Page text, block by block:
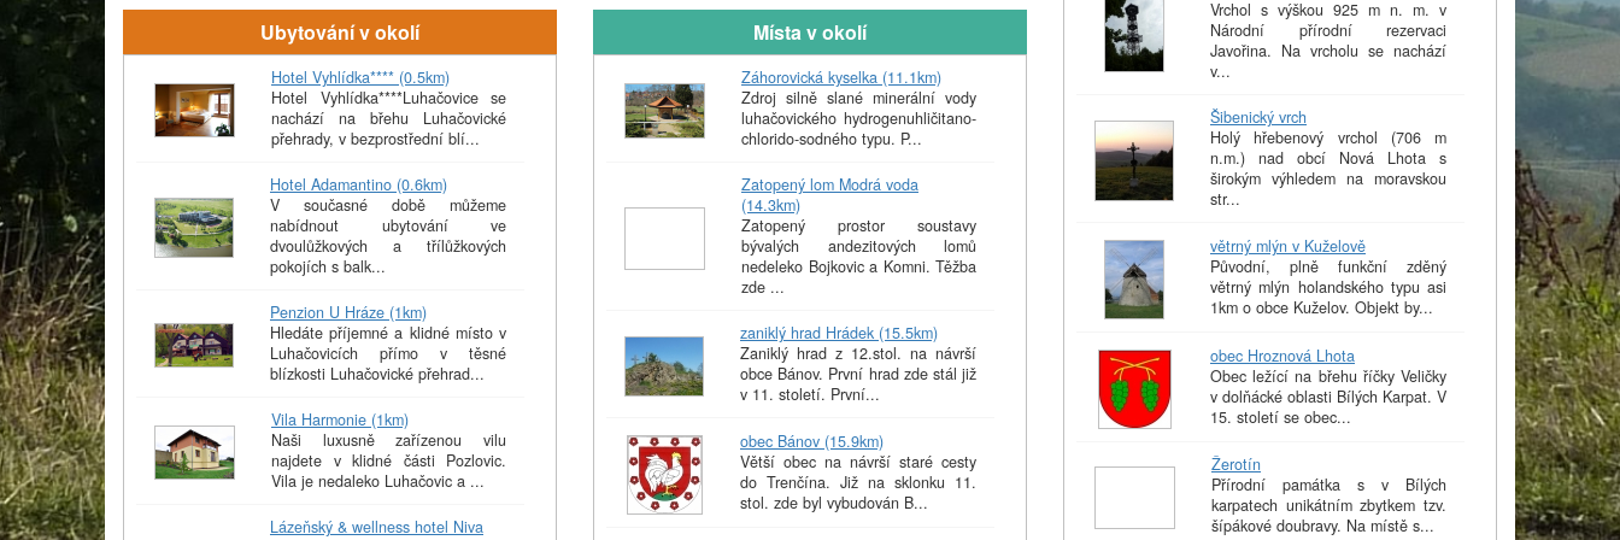
Ubytování v okolí
Hotel Vyhlídka**** (0.5km)
Hotel Vyhlídka****Luhačovice se
nachází na břehu Luhačovické
přehrady, v bezprostřední blí...
Hotel Adamantino (0.6km)
V současné době můžeme
nabídnout ubytování ve
dvoulůžkových a třílůžkových
pokojích s balk...
Penzion U Hráze (1km)
Hledáte příjemné a klidné místo v
Luhačovicích přímo v těsné
blízkosti Luhačovické přehrad...
Vila Harmonie (1km)
Naši luxusně zařízenou vilu
najdete v klidné části Pozlovic.
Vila je nedaleko Luhačovic a ...
Lázeňský & wellness hotel Niva
Místa v okolí
Záhorovická kyselka (11.1km)
Zdroj silně slané minerální vody
luhačovického hydrogenuhličitano-
chlorido-sodného typu. P...
Zatopený lom Modrá voda
(14.3km)
Zatopený prostor soustavy
bývalých andezitových lomů
nedeleko Bojkovic a Komni. Těžba
zde ...
zaniklý hrad Hrádek (15.5km)
Zaniklý hrad z 12.stol. na návrší
obce Bánov. První hrad zde stál již
v 11. století. První...
obec Bánov (15.9km)
Větší obec na návrší staré cesty
do Trenčína. Již na sklonku 11.
stol. zde byl vybudován B...
Vrchol s výškou 925 m n. m. v
Národní přírodní rezervaci
Javořina. Na vrcholu se nachází
v...
Šibenický vrch
Holý hřebenový vrchol (706 m
n.m.) nad obcí Nová Lhota s
širokým výhledem na moravskou
str...
větrný mlýn v Kuželově
Původní, plně funkční zděný
větrný mlýn holandského typu asi
1km o obce Kuželov. Objekt by...
obec Hroznová Lhota
Obec ležící na břehu říčky Veličky
v dolňácké oblasti Bílých Karpat. V
15. století se obec...
Žerotín
Přírodní památka s v Bílých
karpatech unikátním zbytkem tzv.
šípákové doubravy. Na místě s...